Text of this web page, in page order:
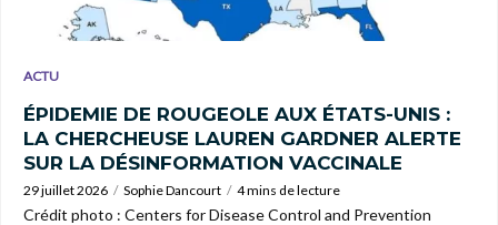
ACTU
ÉPIDEMIE DE ROUGEOLE AUX ÉTATS-UNIS :
LA CHERCHEUSE LAUREN GARDNER ALERTE
SUR LA DÉSINFORMATION VACCINALE
29 juillet 2026 Sophie Dancourt 4 mins de lecture
Crédit photo : Centers for Disease Control and Prevention